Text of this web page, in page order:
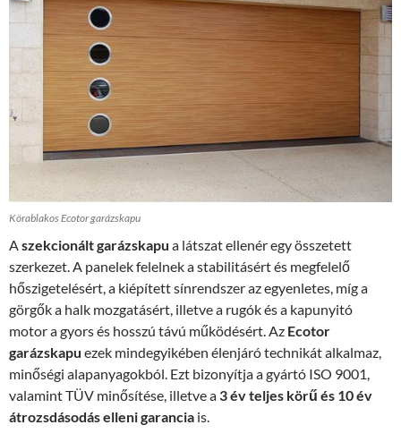
Körablakos Ecotor garázskapu
Aszekcionált garázskapu a látszat ellenér egy összetett
szerkezet. A panelek felelnek a stabilitásért és megfelelő
hőszigetelésért, a kiépített sínrendszer az egyenletes, míg a
görgők a halk mozgatásért, illetve a rugók és a kapunyitó
motor a gyors és hosszú távú működésért. Az Ecotor
garázskapu ezek mindegyikében élenjáró technikát alkalmaz,
minőségi alapanyagokból. Ezt bizonyítja a gyártó ISO 9001,
valamint TÜV minősítése, illetve a 3 év teljes körű és 10 év
átrozsdásodás elleni garancia is.